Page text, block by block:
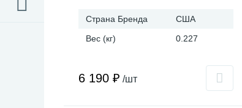
Страна Бренда
США
Вес (кг)
0.227
6 190 ₽ /шт